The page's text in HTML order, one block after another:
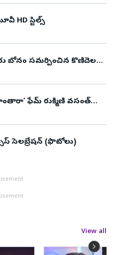
HD స్టిల్స్
బోనం సమర్పించిన కొణిదెల
ఫేమ్‌ రుక్మిణి వసంత్‌
సెలబ్రేషన్‌ (ఫొటోలు)
View all